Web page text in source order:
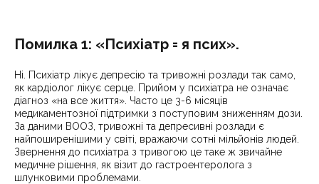
Помилка 1: «Психіатр = я псих».
Ні. Психіатр лікує депресію та тривожні розлади так само,
як кардіолог лікує серце. Прийом у психіатра не означає
діагноз «на все життя». Часто це 3-6 місяців
медикаментозної підтримки з поступовим зниженням дози.
За даними ВООЗ, тривожні та депресивні розлади є
найпоширенішими у світі, вражаючи сотні мільйонів людей.
Звернення до психіатра з тривогою це таке ж звичайне
медичне рішення, як візит до гастроентеролога з
шлунковими проблемами.